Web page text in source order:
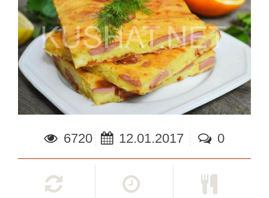
6720 12.01.2017 0